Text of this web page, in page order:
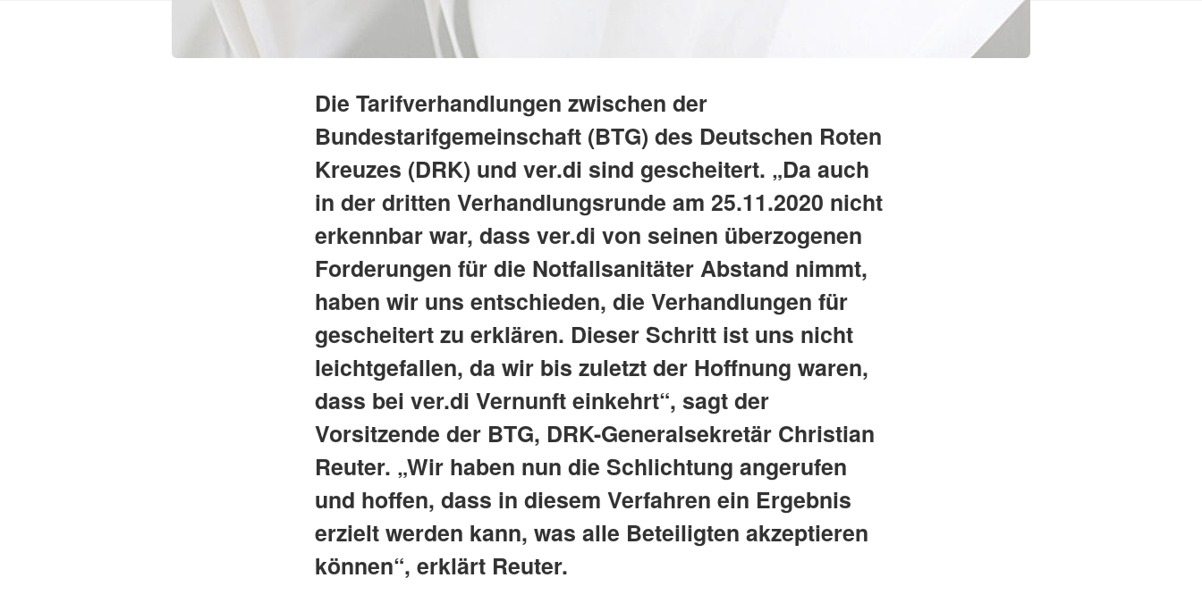
Die Tarifverhandlungen zwischen der
Bundestarifgemeinschaft (BTG) des Deutschen Roten
Kreuzes (DRK) und ver.di sind gescheitert. „Da auch
in der dritten Verhandlungsrunde am 25.11.2020 nicht
erkennbar war, dass ver.di von seinen überzogenen
Forderungen für die Notfallsanitäter Abstand nimmt,
haben wir uns entschieden, die Verhandlungen für
gescheitert zu erklären. Dieser Schritt ist uns nicht
leichtgefallen, da wir bis zuletzt der Hoffnung waren,
dass bei ver.di Vernunft einkehrt“, sagt der
Vorsitzende der BTG, DRK-Generalsekretär Christian
Reuter. „Wir haben nun die Schlichtung angerufen
und hoffen, dass in diesem Verfahren ein Ergebnis
erzielt werden kann, was alle Beteiligten akzeptieren
können“, erklärt Reuter.